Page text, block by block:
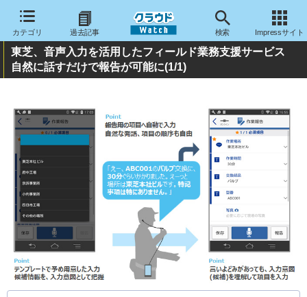
カテゴリ 過去記事 検索 Impressサイト
東芝、音声入力を活用したフィールド業務支援サービス
自然に話すだけで報告が可能に(1/1)